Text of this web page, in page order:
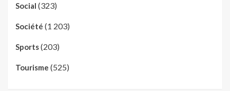
Social (323)
Société (1 203)
Sports(203)
Tourisme (525)